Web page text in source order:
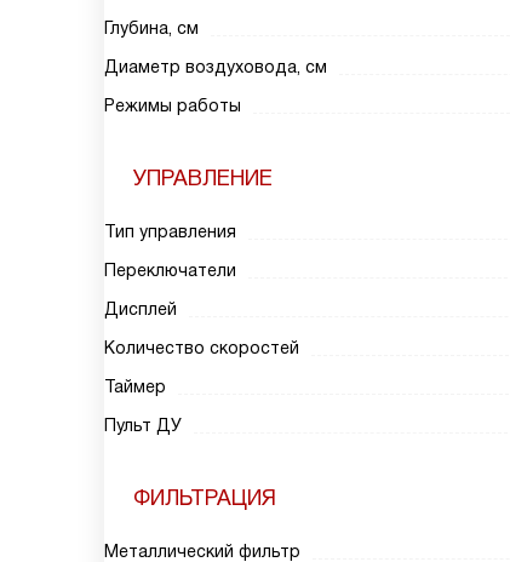
Глубина, см
Диаметр воздуховода, см
Режимы работы
УПРАВЛЕНИЕ
Тип управления
Переключатели
Дисплей
Количество скоростей
Таймер
Пульт ДУ
ФИЛЬТРАЦИЯ
Металлический фильтр